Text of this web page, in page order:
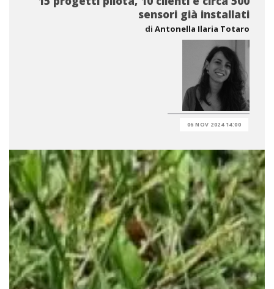
sensori già installati
di Antonella Ilaria Totaro
06 NOV 2024 14:00